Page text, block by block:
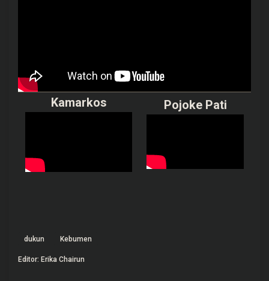
Kamarkos Pojoke Pati
dukun Kebumen
Editor: Erika Chairun